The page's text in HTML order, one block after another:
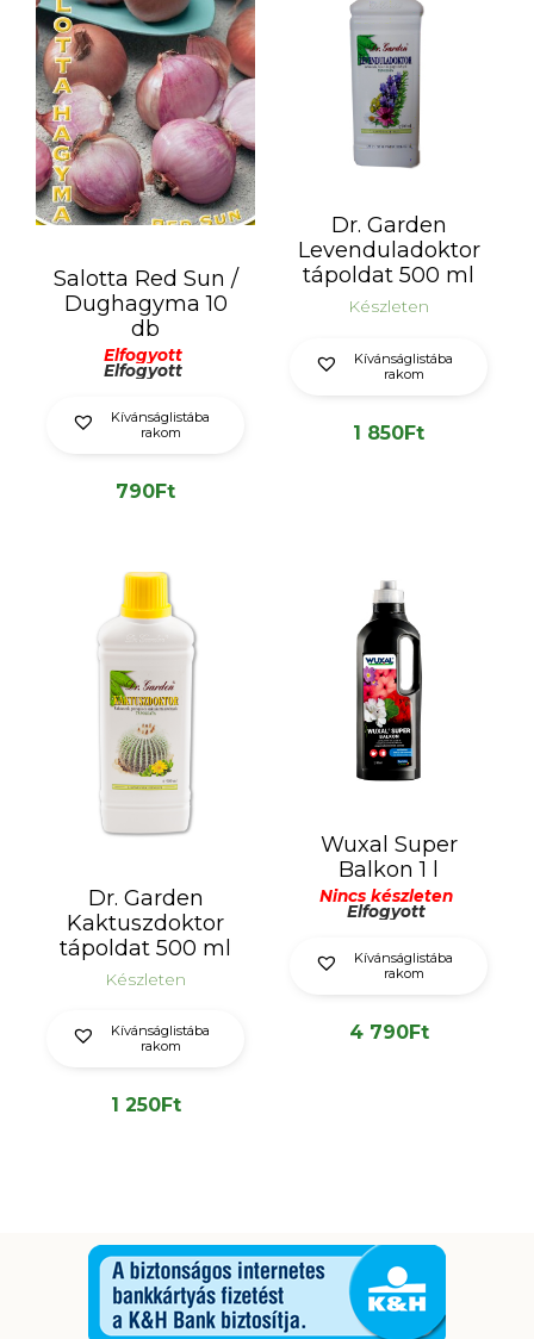
Salotta Red Sun /
Dughagyma 10
db
Elfogyott
Elfogyott
Kívánságlistába
rakom
790Ft
Dr. Garden
Levenduladoktor
tápoldat 500 ml
Készleten
Kívánságlistába
rakom
1 850Ft
Dr. Garden
Kaktuszdoktor
tápoldat 500 ml
Készleten
Kívánságlistába
rakom
1 250Ft
Wuxal Super
Balkon 1 l
Nincs készleten
Elfogyott
Kívánságlistába
rakom
4 790Ft